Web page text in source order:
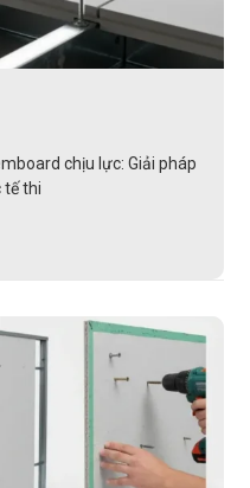
chịu lực: Giải pháp
tế thi